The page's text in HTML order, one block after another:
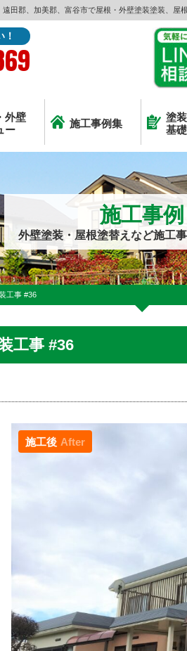
田郡、加美郡、富谷市で屋根・外壁塗装塗装、
外壁
ー
施工事例集
塗
基
施工事例
外壁塗装・屋根塗替えなど施工
工事 #36
工事 #36
施工後 After